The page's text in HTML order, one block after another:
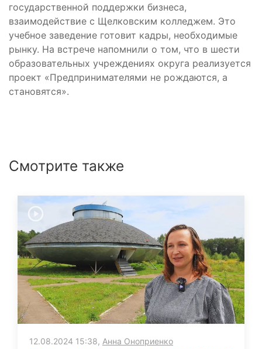
государственной поддержки бизнеса,
взаимодействие с Щелковским колледжем. Это
учебное заведение готовит кадры, необходимые
рынку. На встрече напомнили о том, что в шести
образовательных учреждениях округа реализуется
проект «Предпринимателями не рождаются, а
становятся».
Смотрите также
12.08.2024 15:38, Анна Оноприенко